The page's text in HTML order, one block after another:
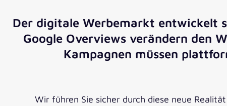
Der digitale Werbemarkt entwickelt
Google Overviews verändern den
Kampagnen müssen
Wir führen Sie sicher durch diese neue